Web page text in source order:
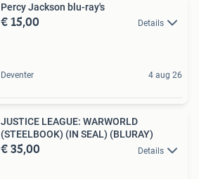
Percy Jackson blu-ray's
€ 15,00 Details
Deventer 4 aug 26
JUSTICE LEAGUE: WARWORLD
(STEELBOOK) (IN SEAL) (BLURAY)
€ 35,00 Details